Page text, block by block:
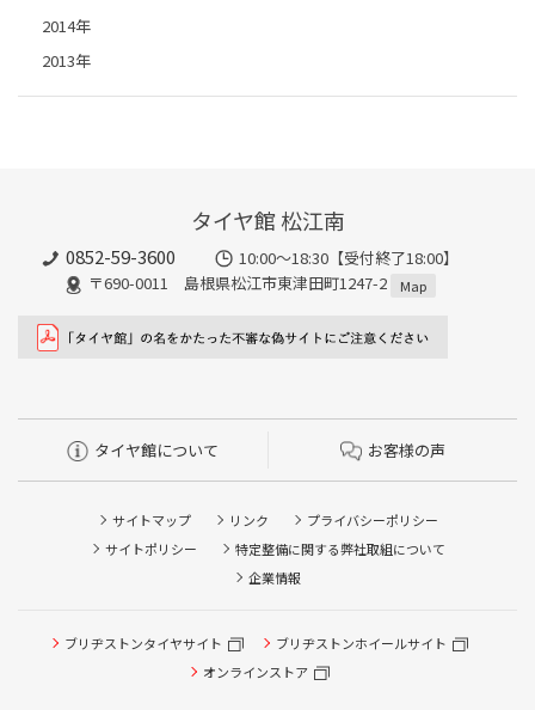
2014年
2013年
タイヤ館 松江南
0852-59-3600
10:00～18:30【受付終了18:00】
〒690-0011 島根県松江市東津田町1247-2
Map
タイヤ館について お客様の声
サイトマップ リンク
プライバシーポリシー
サイトポリシー
特定整備に関する弊社取組について
企業情報
ブリヂストンタイヤサイト
ブリヂストンホイールサイト
オンラインストア
タイヤ点検・安全点検/タイヤ履き替え/オイル交換/その他
ピット作業の予約